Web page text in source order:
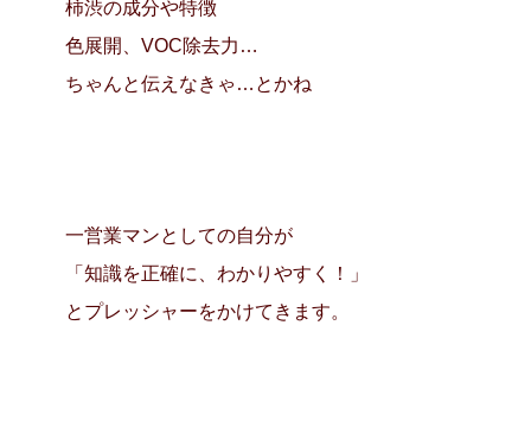
柿渋の成分や特徴
色展開、VOC除去力…
ちゃんと伝えなきゃ…とかね
一営業マンとしての自分が
「知識を正確に、わかりやすく！」
とプレッシャーをかけてきます。